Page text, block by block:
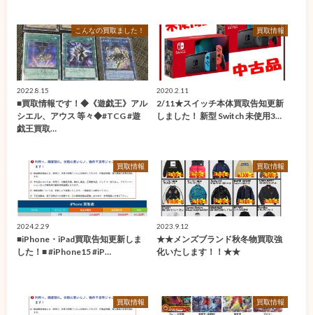
こんなの買取ました！
2022.8.15
■買取情報です！◆《遊戯王》アル
シエル、アウス 等々◆#TCG #遊
戯王買取…
買取情報
2020.2.11
2/11★スイッチ本体買取告知更新
しました！ 新型 Switch 未使用3…
買取情報
2024.2.29
■iPhone・iPad買取告知更新しま
した！■ #iPhone15 #iP…
買取情報
2023.9.12
★★メンズブランド秋冬物買取強
化いたします！！★★
買取情報 買取情報